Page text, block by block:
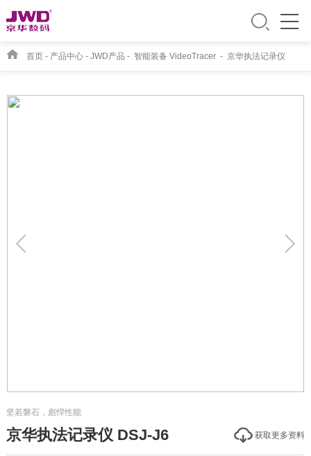
首页- 产品中心- JWD产品 - 智能装备 VideoTracer- 京华执法记录仪
坚若磐石，彪悍性能
京华执法记录仪 DSJ-J6 获取更多资料